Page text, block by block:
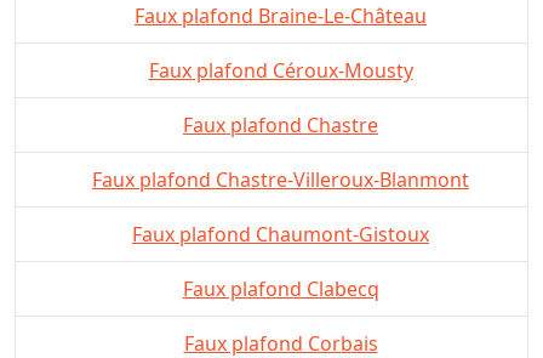
Faux plafond Braine-Le-Château
Faux plafond Céroux-Mousty
Faux plafond Chastre
Faux plafond Chastre-Villeroux-Blanmont
Faux plafond Chaumont-Gistoux
Faux plafond Clabecq
Faux plafond Corbais